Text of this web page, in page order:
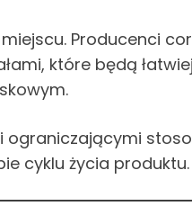
Producenci
które będą
cyklu życia produktu.